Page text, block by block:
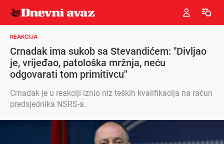
REAKCIJA
Crnadak ima sukob sa Stevandićem: "Divljao
je, vrijeđao, patološka mržnja, neću
odgovarati tom primitivcu"
Crnadak je u reakciji iznio niz teških kvalifikacija na račun
predsjednika NSRS-a.